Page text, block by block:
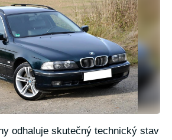
odhaluje skutečný technický stav